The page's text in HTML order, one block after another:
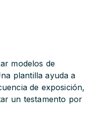
modelos de
plantilla ayuda a
de exposición,
un testamento por